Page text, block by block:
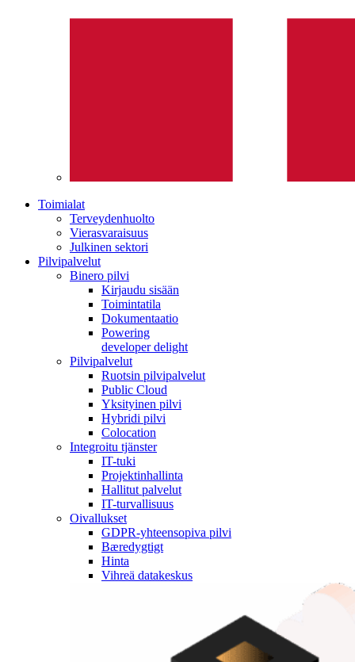
Toimialat
Terveydenhuolto
Vierasvaraisuus
Julkinen sektori
Pilvipalvelut
Binero pilvi
Kirjaudu sisään
Toimintatila
Dokumentaatio
Powering
developer delight
Pilvipalvelut
Ruotsin pilvipalvelut
Public Cloud
Yksityinen pilvi
Hybridi pilvi
Colocation
Integroitu tjänster
IT-tuki
Projektinhallinta
Hallitut palvelut
IT-turvallisuus
Oivallukset
GDPR-yhteensopiva pilvi
Bæredygtigt
Hinta
Vihreä datakeskus